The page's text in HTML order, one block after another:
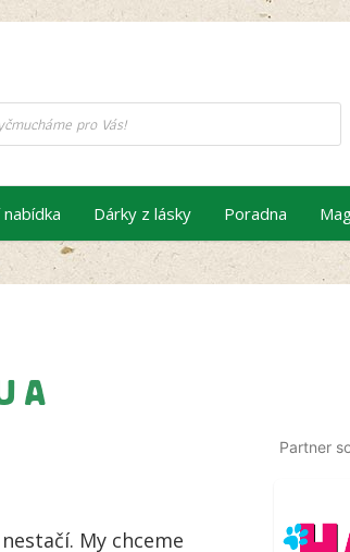
nabídka Dárky z lásky Poradna
A
My chceme
Partner